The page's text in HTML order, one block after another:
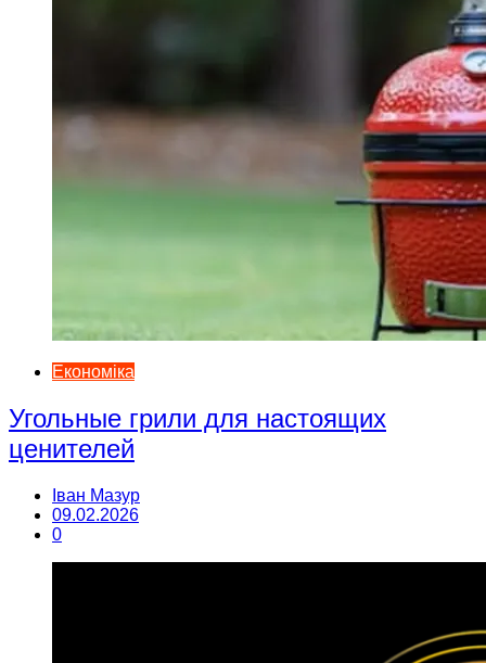
Економіка
Угольные грили для настоящих
ценителей
Іван Мазур
09.02.2026
0